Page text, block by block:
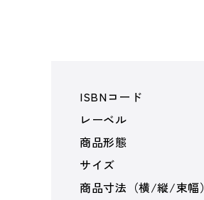
ISBNコード
レーベル
商品形態
サイズ
商品寸法（横/縦/束幅）